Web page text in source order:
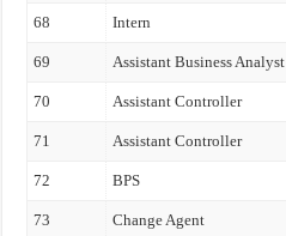
68 Intern
69 Assistant Business Analyst
70 Assistant Controller
71 Assistant Controller
72 BPS
73 Change Agent